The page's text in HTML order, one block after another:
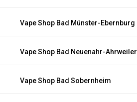
Vape Shop Bad Münster-Ebernburg
Vape Shop Bad Neuenahr-Ahrweiler
Vape Shop Bad Sobernheim